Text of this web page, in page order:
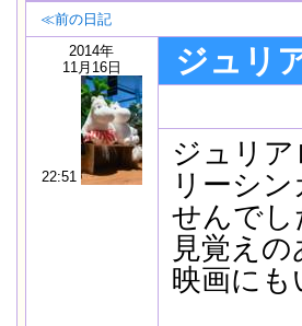
≪前の日記
2014年
11月16日
22:51
ジュリ
ジュリ
リーシ
せんでし
見覚え
映画に